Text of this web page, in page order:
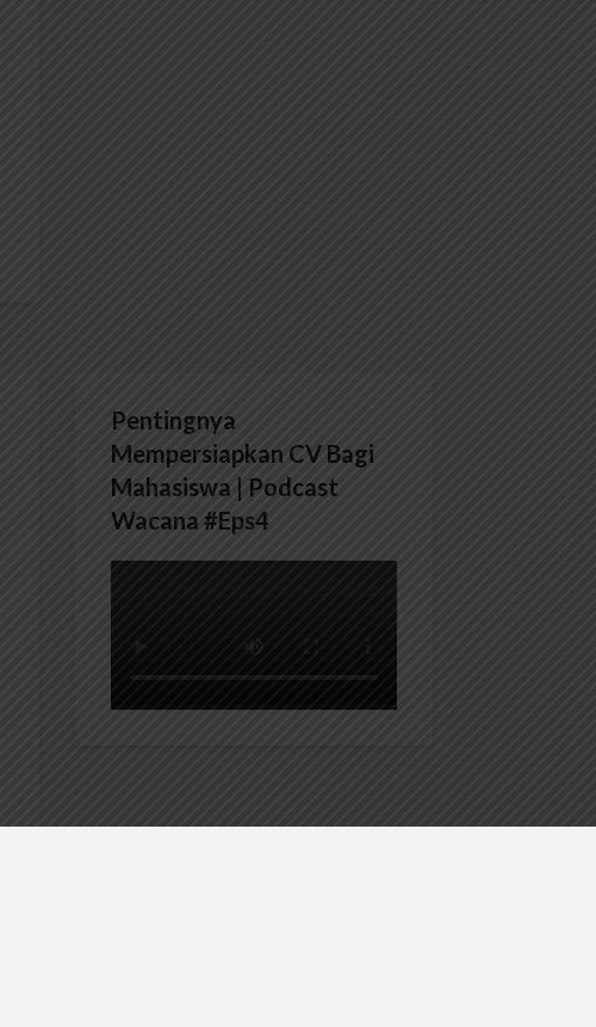
Pentingnya
Mempersiapkan CV Bagi
Mahasiswa | Podcast
Wacana #Eps4